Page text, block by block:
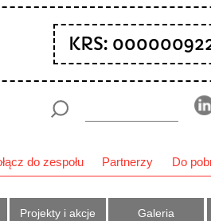
KRS:
do zespołu Partnerzy Do
Projekty i akcje Galeria